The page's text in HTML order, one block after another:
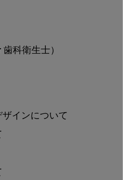
歯科衛生士）
インについて